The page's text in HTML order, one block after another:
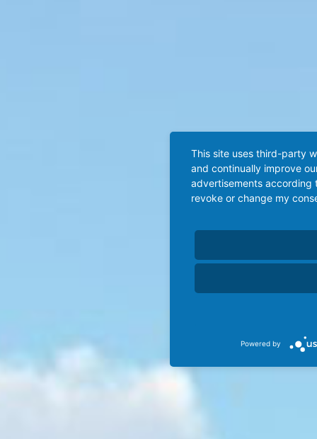
This site uses third-party
and continually improve
advertisements according
revoke or change my
Powered by